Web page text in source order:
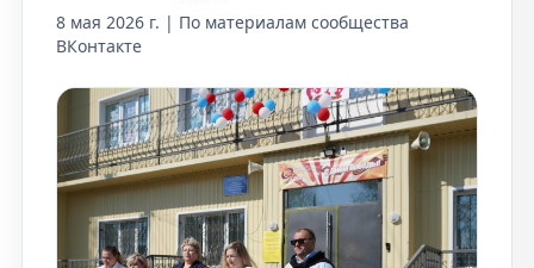
8 мая 2026 г. | По материалам сообщества
ВКонтакте